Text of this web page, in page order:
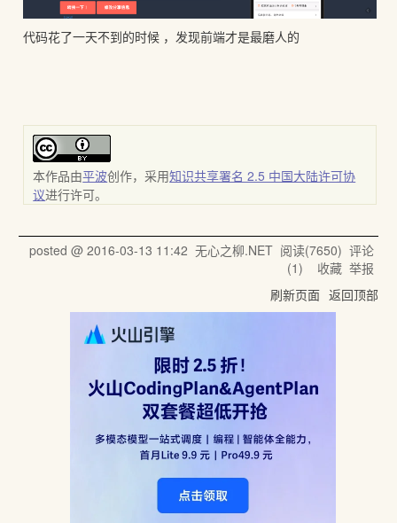
代码花了一天不到的时候 ，发现前端才是最磨人的
本作品由平波创作，采用知识共享署名 2.5 中国大陆许可协
议进行许可。
posted @ 2016-03-13 11:42 无心之柳.NET阅读(7650) 评论
(1) 收藏 举报
刷新页面 返回顶部